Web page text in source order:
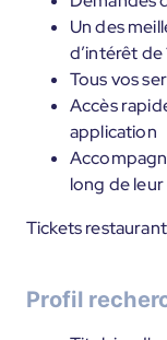
Un des
d’intérêt de
Tous vos
Accès
application
long de
Tickets
Profil